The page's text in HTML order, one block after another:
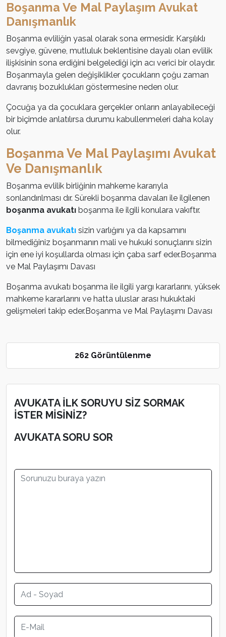
Boşanma Ve Mal Paylaşım Avukat
Danışmanlık
Boşanma evliliğin yasal olarak sona ermesidir. Karşılıklı
sevgiye, güvene, mutluluk beklentisine dayalı olan evlilik
ilişkisinin sona erdiğini belgelediği için acı verici bir olaydır.
Boşanmayla gelen değişiklikler çocukların çoğu zaman
davranış bozuklukları göstermesine neden olur.
Çocuğa ya da çocuklara gerçekler onların anlayabileceği
bir biçimde anlatılırsa durumu kabullenmeleri daha kolay
olur.
Boşanma Ve Mal Paylaşımı Avukat
Ve Danışmanlık
Boşanma evlilik birliğinin mahkeme kararıyla
sonlandırılması dır. Sürekli boşanma davaları ile ilgilenen
boşanma avukatı boşanma ile ilgili konulara vakıftır.
Boşanma avukatı sizin varlığını ya da kapsamını
bilmediğiniz boşanmanın mali ve hukuki sonuçlarını sizin
için ene iyi koşullarda olması için çaba sarf eder.Boşanma
ve Mal Paylaşımı Davası
Boşanma avukatı boşanma ile ilgili yargı kararlarını, yüksek
mahkeme kararlarını ve hatta uluslar arası hukuktaki
gelişmeleri takip eder.Boşanma ve Mal Paylaşımı Davası
262 Görüntülenme
AVUKATA İLK SORUYU SİZ SORMAK
İSTER MİSİNİZ?
AVUKATA SORU SOR